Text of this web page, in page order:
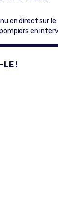
en direct sur
en
LE !